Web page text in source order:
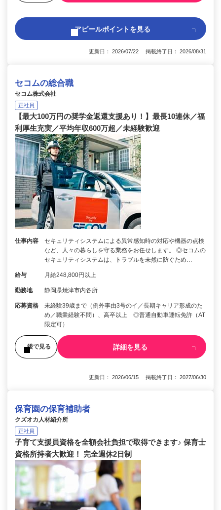
アピールポイントを見る
更新日： 2026/07/22 掲載終了日： 2026/08/31
セコムの総合職
セコム株式会社
正社員
【最大100万円の奨学金返還支援あり！】最長10連休／福
利厚生充実／平均年収600万超／未経験歓迎
仕事内容
セキュリティシステムによる異常感知時の対応や機器の点検
など、人々の暮らしを守る業務をお任せします。 ◎セコムの
セキュリティシステムは、トラブルを未然に防ぐため…
給与 月給248,800円以上
勤務地 静岡県焼津市内各所
応募資格
未経験39歳まで（例外事由3号のイ／長期キャリア形成のた
め／職業経験不問）、高卒以上 ◎普通自動車運転免許（AT
限定可）
後で見る 詳細を見る
更新日： 2026/06/15 掲載終了日： 2027/06/30
保育園の保育補助者
クズオカ人材紹介所
正社員
子育て支援員資格を全額会社負担で取得できます♪ 保育士
資格所持者大歓迎！ 完全週休2日制